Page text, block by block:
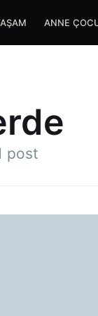
ANNE
post